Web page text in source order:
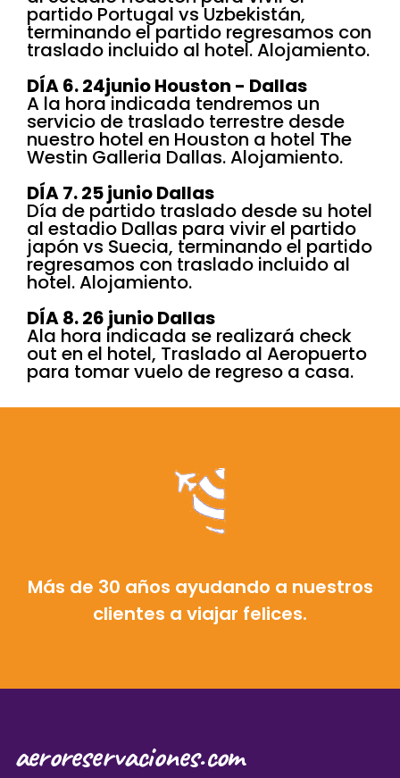
partido Portugal vs Uzbekistán,
terminando el partido regresamos con
traslado incluido al hotel. Alojamiento.
DÍA 6. 24junio Houston - Dallas
A la hora indicada tendremos un
servicio de traslado terrestre desde
nuestro hotel en Houston a hotel The
Westin Galleria Dallas. Alojamiento.
DÍA 7. 25 junio Dallas
Día de partido traslado desde su hotel
al estadio Dallas para vivir el partido
japón vs Suecia, terminando el partido
regresamos con traslado incluido al
hotel. Alojamiento.
DÍA 8. 26 junio Dallas
Ala hora indicada se realizará check
out en el hotel, Traslado al Aeropuerto
para tomar vuelo de regreso a casa.
Más de 30 años ayudando a nuestros
clientes a viajar felices.
aeroreservaciones.com